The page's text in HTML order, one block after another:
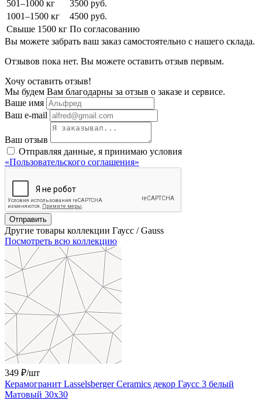
501–1000 кг
3500 руб.
1001–1500 кг
4500 руб.
Свыше 1500 кг По согласованию
Вы можете забрать ваш заказ самостоятельно с нашего склада.
Отзывов пока нет. Вы можете оставить отзыв первым.
Хочу оставить отзыв!
Мы будем Вам благодарны за отзыв о заказе и сервисе.
Ваше имя
Ваш e-mail
Ваш отзыв
Отправляя данные, я принимаю условия
«Пользовательского соглашения»
Отправить
Другие товары коллекции Гаусс / Gauss
Посмотреть всю коллекцию
349 ₽/шт
Керамогранит Lasselsberger Ceramics декор Гаусс 3 белый
Матовый 30x30